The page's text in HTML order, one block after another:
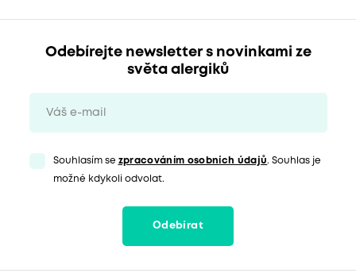
Odebírejte newsletter s novinkami ze
světa alergiků
Souhlasím se zpracováním osobních údajů. Souhlas je
možné kdykoli odvolat.
Odebírat